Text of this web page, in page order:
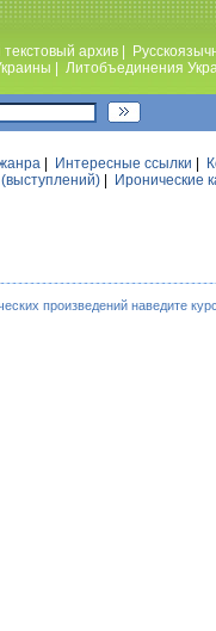
архив
Литобъединения
Интересные ссылки
Иронические
произведений наведите